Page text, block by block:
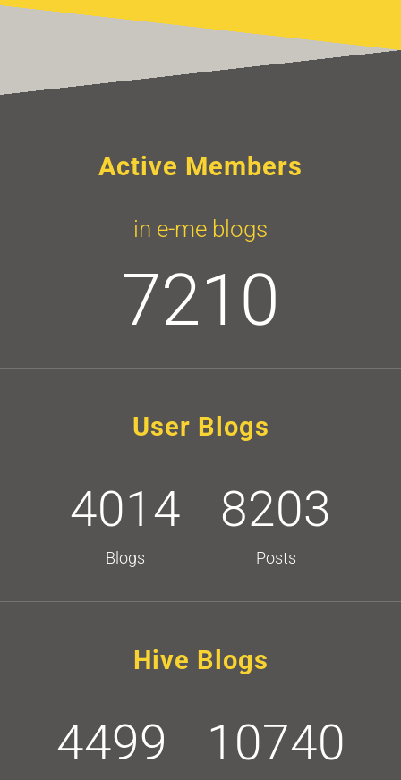
Active Members
in e-me blogs
7210
User Blogs
4014
Blogs
8203
Posts
Hive Blogs
4499 10740